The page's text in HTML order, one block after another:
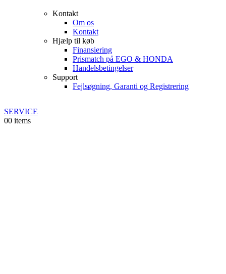
Kontakt
Om os
Kontakt
Hjælp til køb
Finansiering
Prismatch på EGO & HONDA
Handelsbetingelser
Support
Fejlsøgning, Garanti og Registrering
SERVICE
00 items